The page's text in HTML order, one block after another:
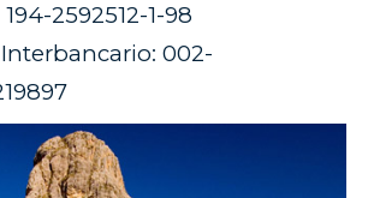
2592512-1-98
002-